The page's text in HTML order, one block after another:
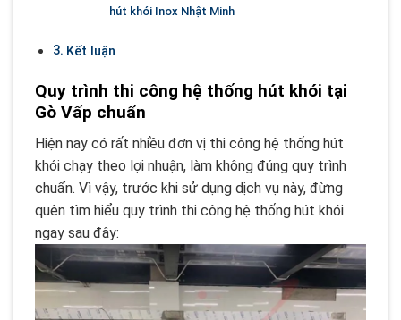
hút khói Inox Nhật Minh
Kết luận
Quy trình thi công hệ thống hút khói tại
Gò Vấp chuẩn
Hiện nay có rất nhiều đơn vị thi công hệ thống hút
khói chạy theo lợi nhuận, làm không đúng quy trình
chuẩn. Vì vậy, trước khi sử dụng dịch vụ này, đừng
quên tìm hiểu quy trình thi công hệ thống hút khói
ngay sau đây: